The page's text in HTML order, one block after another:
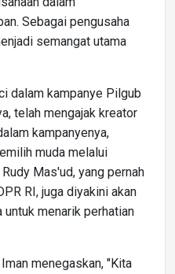
Sebagai pengusaha
semangat utama
dalam kampanye Pilgub
telah mengajak kreator
kampanyenya,
muda melalui
Mas'ud, yang pernah
RI, juga diyakini akan
menarik perhatian
menegaskan, "Kita